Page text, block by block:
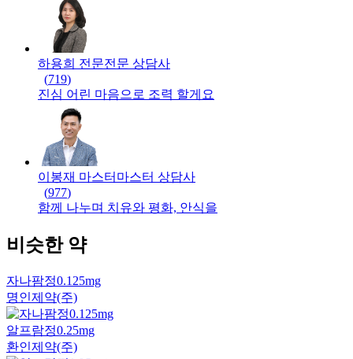
하용희 전문전문 상담사
(719)
진심 어린 마음으로 조력 할게요
이봉재 마스터 마스터 상담사
(977)
함께 나누며 치유와 평화, 안식을
비슷한 약
자나팜정0.125mg
명인제약(주)
알프람정0.25mg
환인제약(주)